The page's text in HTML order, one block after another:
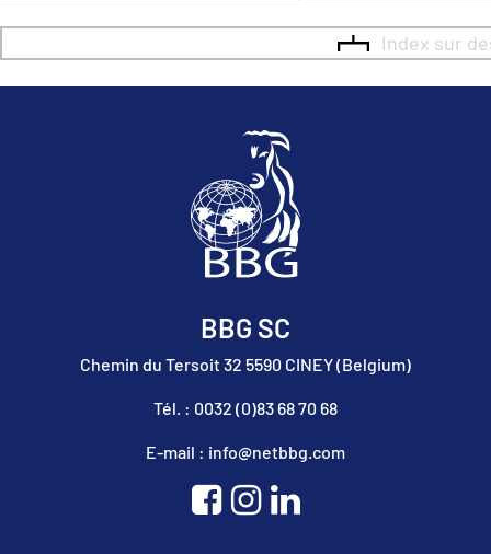
Index sur
BBG SC
Chemin du Tersoit 32 5590 CINEY (Belgium)
Tél. : 0032 (0)83 68 70 68
E-mail : info@netbbg.com